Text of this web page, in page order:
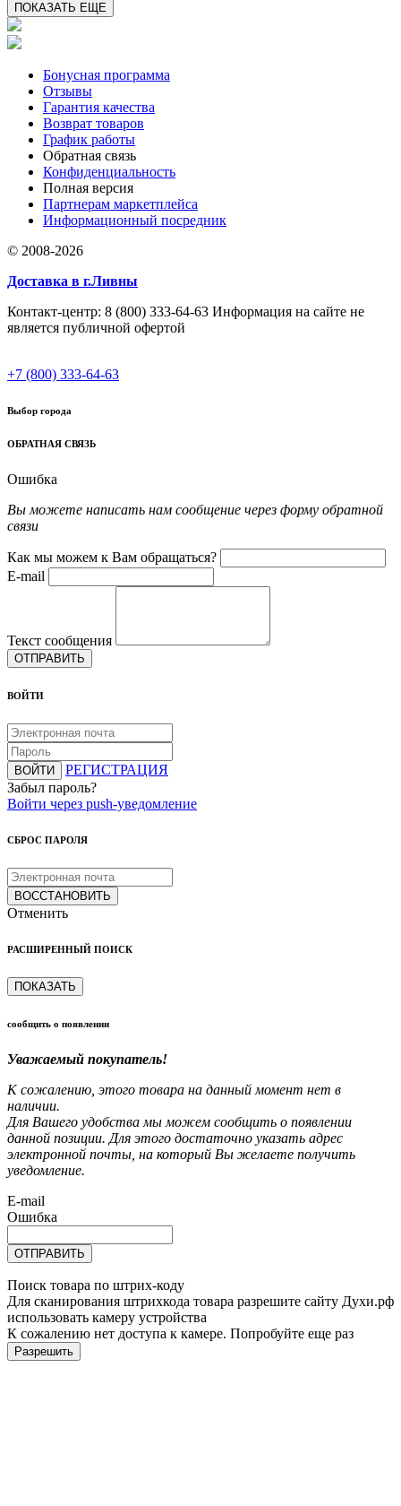
ПОКАЗАТЬ ЕЩЕ
Бонусная программа
Отзывы
Гарантия качества
Возврат товаров
График работы
Обратная связь
Конфиденциальность
Полная версия
Партнерам маркетплейса
Информационный посредник
© 2008-2026
Доставка в г.Ливны
Контакт-центр: 8 (800) 333-64-63 Информация на сайте не
является публичной офертой
+7 (800) 333-64-63
Выбор города
ОБРАТНАЯ СВЯЗЬ
Ошибка
Вы можете написать нам сообщение через форму обратной
связи
Как мы можем к Вам обращаться?
E-mail
Текст сообщения
ОТПРАВИТЬ
ВОЙТИ
ВОЙТИ
РЕГИСТРАЦИЯ
Забыл пароль?
Войти через push-уведомление
СБРОС ПАРОЛЯ
ВОССТАНОВИТЬ
Отменить
РАСШИРЕННЫЙ ПОИСК
ПОКАЗАТЬ
сообщить о появлении
Уважаемый покупатель!
К сожалению, этого товара на данный момент нет в
наличии.
Для Вашего удобства мы можем сообщить о появлении
данной позиции. Для этого достаточно указать адрес
электронной почты, на который Вы желаете получить
уведомление.
E-mail
Ошибка
ОТПРАВИТЬ
Поиск товара по штрих-коду
Для сканирования штрихкода товара разрешите сайту Духи.рф
использовать камеру устройства
К сожалению нет доступа к камере. Попробуйте еще раз
Разрешить